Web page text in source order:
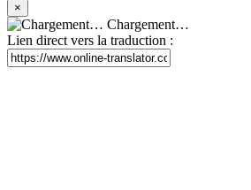
×
Chargement…
Lien direct vers la traduction :